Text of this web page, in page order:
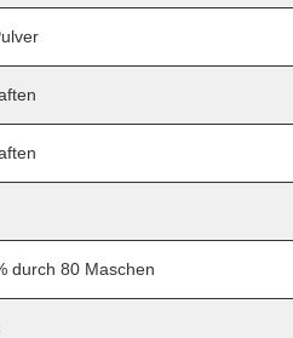
durch 80 Maschen